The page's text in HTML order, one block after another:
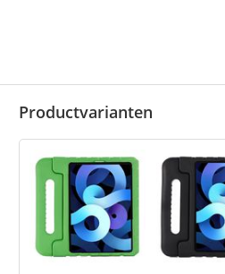
Productvarianten